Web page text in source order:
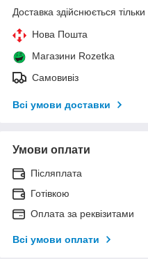
Доставка здійснюється
Нова Пошта
Магазини Rozetka
Самовивіз
Всі умови доставки
Умови оплати
Післяплата
Готівкою
Оплата за реквізитами
Всі умови оплати